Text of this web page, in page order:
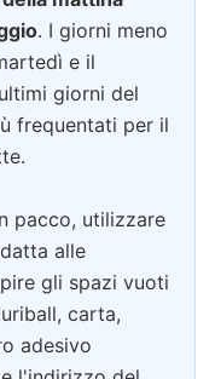
. I giorni meno
e il
giorni del
frequentati per il
pacco, utilizzare
alle
gli spazi vuoti
carta,
adesivo